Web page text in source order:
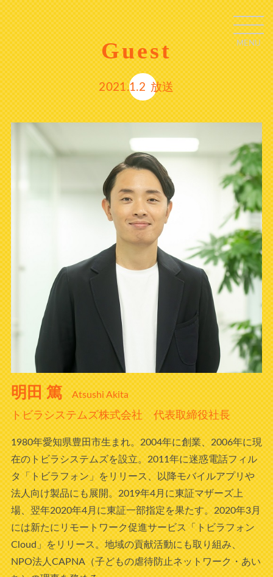
C
L
O
S
E
MENU
Guest
2021.1.2 放送
明田 篤 Atsushi Akita
トビラシステムズ株式会社 代表取締役社長
1980年愛知県豊田市生まれ。2004年に創業、2006年に現
在のトビラシステムズを設立。2011年に迷惑電話フィル
タ「トビラフォン」をリリース、以降モバイルアプリや
法人向け製品にも展開。2019年4月に東証マザーズ上
場、翌年2020年4月に東証一部指定を果たす。2020年3月
には新たにリモートワーク促進サービス「トビラフォン
Cloud」をリリース。地域の貢献活動にも取り組み、
NPO法人CAPNA（子どもの虐待防止ネットワーク・あい